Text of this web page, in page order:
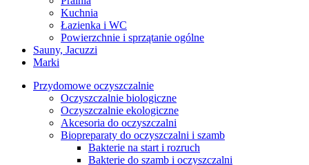
Kuchnia
Łazienka i WC
Powierzchnie i sprzątanie ogólne
Sauny, Jacuzzi
Marki
Przydomowe oczyszczalnie
Oczyszczalnie biologiczne
Oczyszczalnie ekologiczne
Akcesoria do oczyszczalni
Biopreparaty do oczyszczalni i szamb
Bakterie na start i rozruch
Bakterie do szamb i oczyszczalni